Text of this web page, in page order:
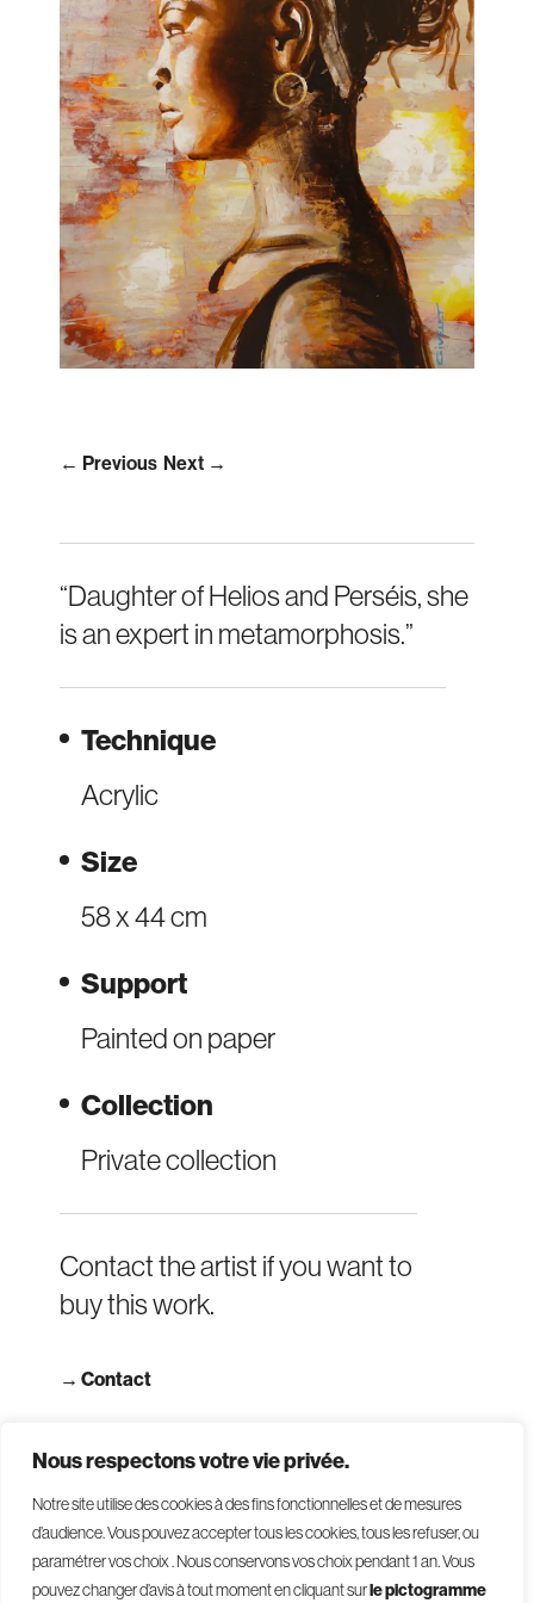
Nous respectons votre vie privée.
Notre site utilise des cookies à des fins fonctionnelles et de mesures
d’audience. Vous pouvez accepter tous les cookies, tous les refuser, ou
paramétrer vos choix . Nous conservons vos choix pendant 1 an.Vous
pouvez changer d’avis à tout moment en cliquant surle pictogramme
Technique
Acrylic
Size
58 x 44 cm
Support
Painted on paper
Collection
Private collection
Contact the artist if you want to
buy this work.
→ Contact
← Previous Next →
“Daughter of Helios and Perséis, she
is an expert in metamorphosis.”